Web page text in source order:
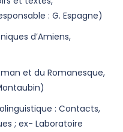
: G. Espagne)
d’Amiens,
et du Romanesque,
: Contacts,
; ex- Laboratoire